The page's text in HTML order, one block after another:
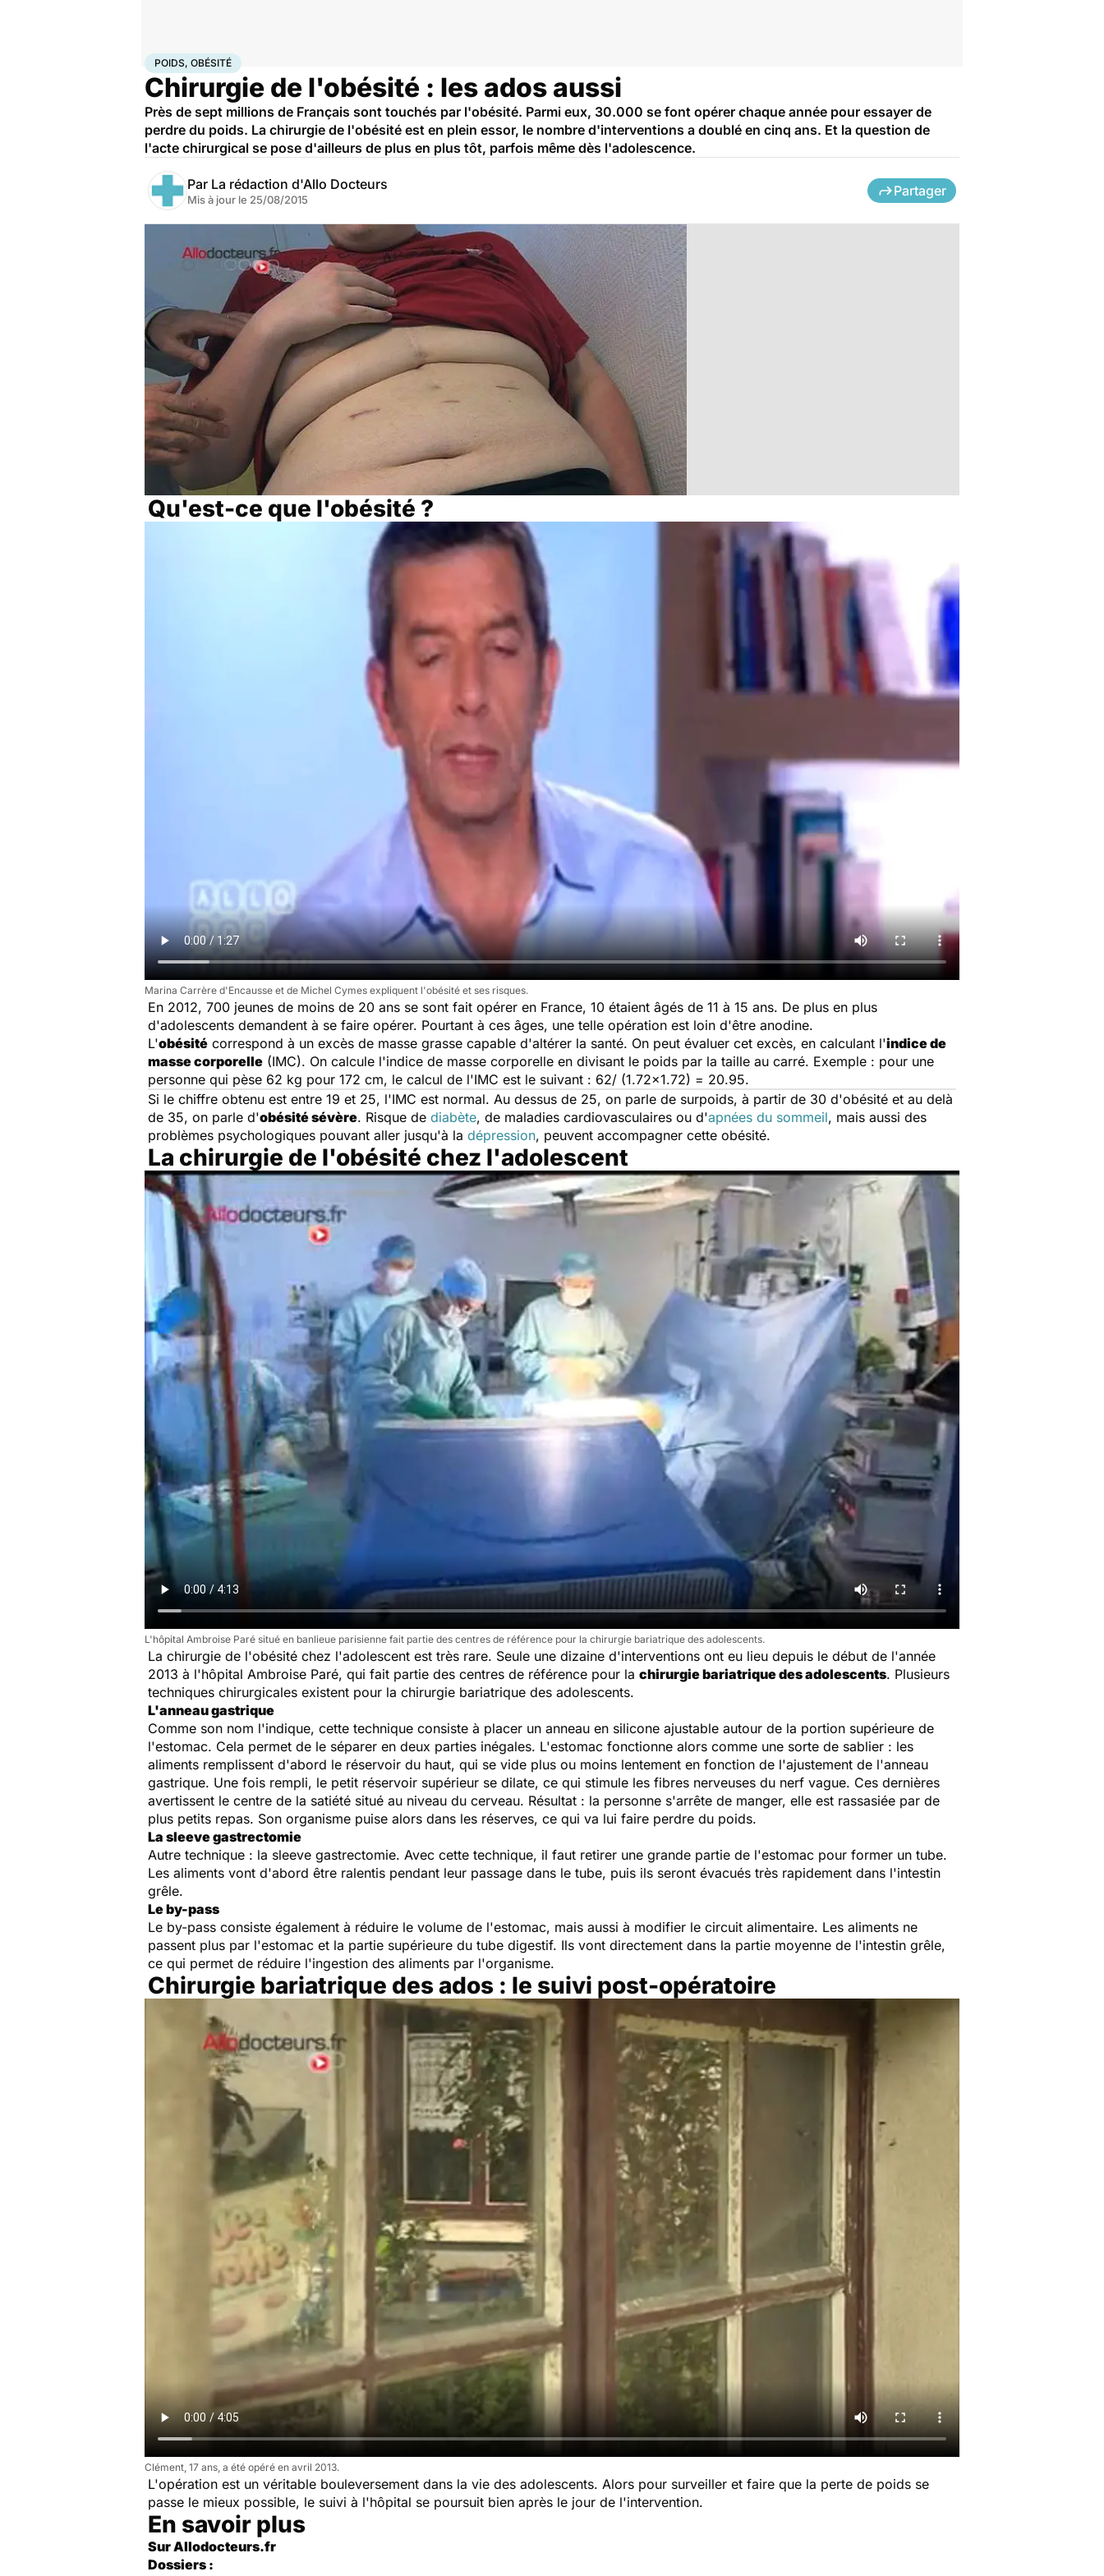
AccueilSantéMaladies
POIDS, OBÉSITÉ
Chirurgie de l'obésité : les ados aussi
Près de sept millions de Français sont touchés par l'obésité. Parmi eux, 30.000 se font opérer chaque année pour essayer de
perdre du poids. La chirurgie de l'obésité est en plein essor, le nombre d'interventions a doublé en cinq ans. Et la question de
l'acte chirurgical se pose d'ailleurs de plus en plus tôt, parfois même dès l'adolescence.
Par La rédaction d'Allo Docteurs
Mis à jour le 25/08/2015
Partager
Qu'est-ce que l'obésité ?
Marina Carrère d'Encausse et de Michel Cymes expliquent l'obésité et ses risques.
En 2012, 700 jeunes de moins de 20 ans se sont fait opérer en France, 10 étaient âgés de 11 à 15 ans. De plus en plus
d'adolescents demandent à se faire opérer. Pourtant à ces âges, une telle opération est loin d'être anodine.
L'obésité correspond à un excès de masse grasse capable d'altérer la santé. On peut évaluer cet excès, en calculant l'indice de
masse corporelle (IMC). On calcule l'indice de masse corporelle en divisant le poids par la taille au carré. Exemple : pour une
personne qui pèse 62 kg pour 172 cm, le calcul de l'IMC est le suivant : 62/ (1.72×1.72) = 20.95.
Si le chiffre obtenu est entre 19 et 25, l'IMC est normal. Au dessus de 25, on parle de surpoids, à partir de 30 d'obésité et au delà
de 35, on parle d'obésité sévère. Risque de diabète, de maladies cardiovasculaires ou d'apnées du sommeil, mais aussi des
problèmes psychologiques pouvant aller jusqu'à la dépression, peuvent accompagner cette obésité.
La chirurgie de l'obésité chez l'adolescent
L'hôpital Ambroise Paré situé en banlieue parisienne fait partie des centres de référence pour la chirurgie bariatrique des adolescents.
La chirurgie de l'obésité chez l'adolescent est très rare. Seule une dizaine d'interventions ont eu lieu depuis le début de l'année
2013 à l'hôpital Ambroise Paré, qui fait partie des centres de référence pour la chirurgie bariatrique des adolescents. Plusieurs
techniques chirurgicales existent pour la chirurgie bariatrique des adolescents.
L'anneau gastrique
Comme son nom l'indique, cette technique consiste à placer un anneau en silicone ajustable autour de la portion supérieure de
l'estomac. Cela permet de le séparer en deux parties inégales. L'estomac fonctionne alors comme une sorte de sablier : les
aliments remplissent d'abord le réservoir du haut, qui se vide plus ou moins lentement en fonction de l'ajustement de l'anneau
gastrique. Une fois rempli, le petit réservoir supérieur se dilate, ce qui stimule les fibres nerveuses du nerf vague. Ces dernières
avertissent le centre de la satiété situé au niveau du cerveau. Résultat : la personne s'arrête de manger, elle est rassasiée par de
plus petits repas. Son organisme puise alors dans les réserves, ce qui va lui faire perdre du poids.
La sleeve gastrectomie
Autre technique : la sleeve gastrectomie. Avec cette technique, il faut retirer une grande partie de l'estomac pour former un tube.
Les aliments vont d'abord être ralentis pendant leur passage dans le tube, puis ils seront évacués très rapidement dans l'intestin
grêle.
Le by-pass
Le by-pass consiste également à réduire le volume de l'estomac, mais aussi à modifier le circuit alimentaire. Les aliments ne
passent plus par l'estomac et la partie supérieure du tube digestif. Ils vont directement dans la partie moyenne de l'intestin grêle,
ce qui permet de réduire l'ingestion des aliments par l'organisme.
Chirurgie bariatrique des ados : le suivi post-opératoire
Clément, 17 ans, a été opéré en avril 2013.
L'opération est un véritable bouleversement dans la vie des adolescents. Alors pour surveiller et faire que la perte de poids se
passe le mieux possible, le suivi à l'hôpital se poursuit bien après le jour de l'intervention.
En savoir plus
Sur Allodocteurs.fr
Dossiers :